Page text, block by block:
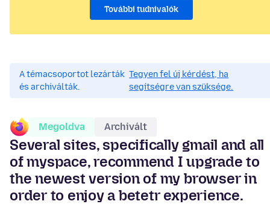
További tudnivalók
A témacsoportot lezárták
és archiválták.
Tegyen fel új kérdést, ha
segítségre van szüksége.
Megoldva Archivált
Several sites, specifically gmail and all
of myspace, recommend I upgrade to
the newest version of my browser in
order to enjoy a betetr experience.